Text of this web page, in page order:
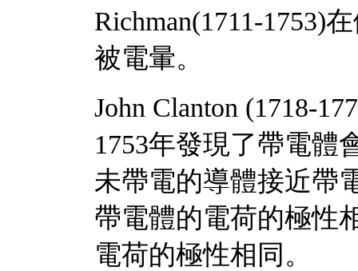
Richman(1711-1753)
被電暈。
John Clanton (1718-
1753年發現了帶電體
未帶電的導體接近帶
帶電體的電荷的極性
電荷的極性相同。